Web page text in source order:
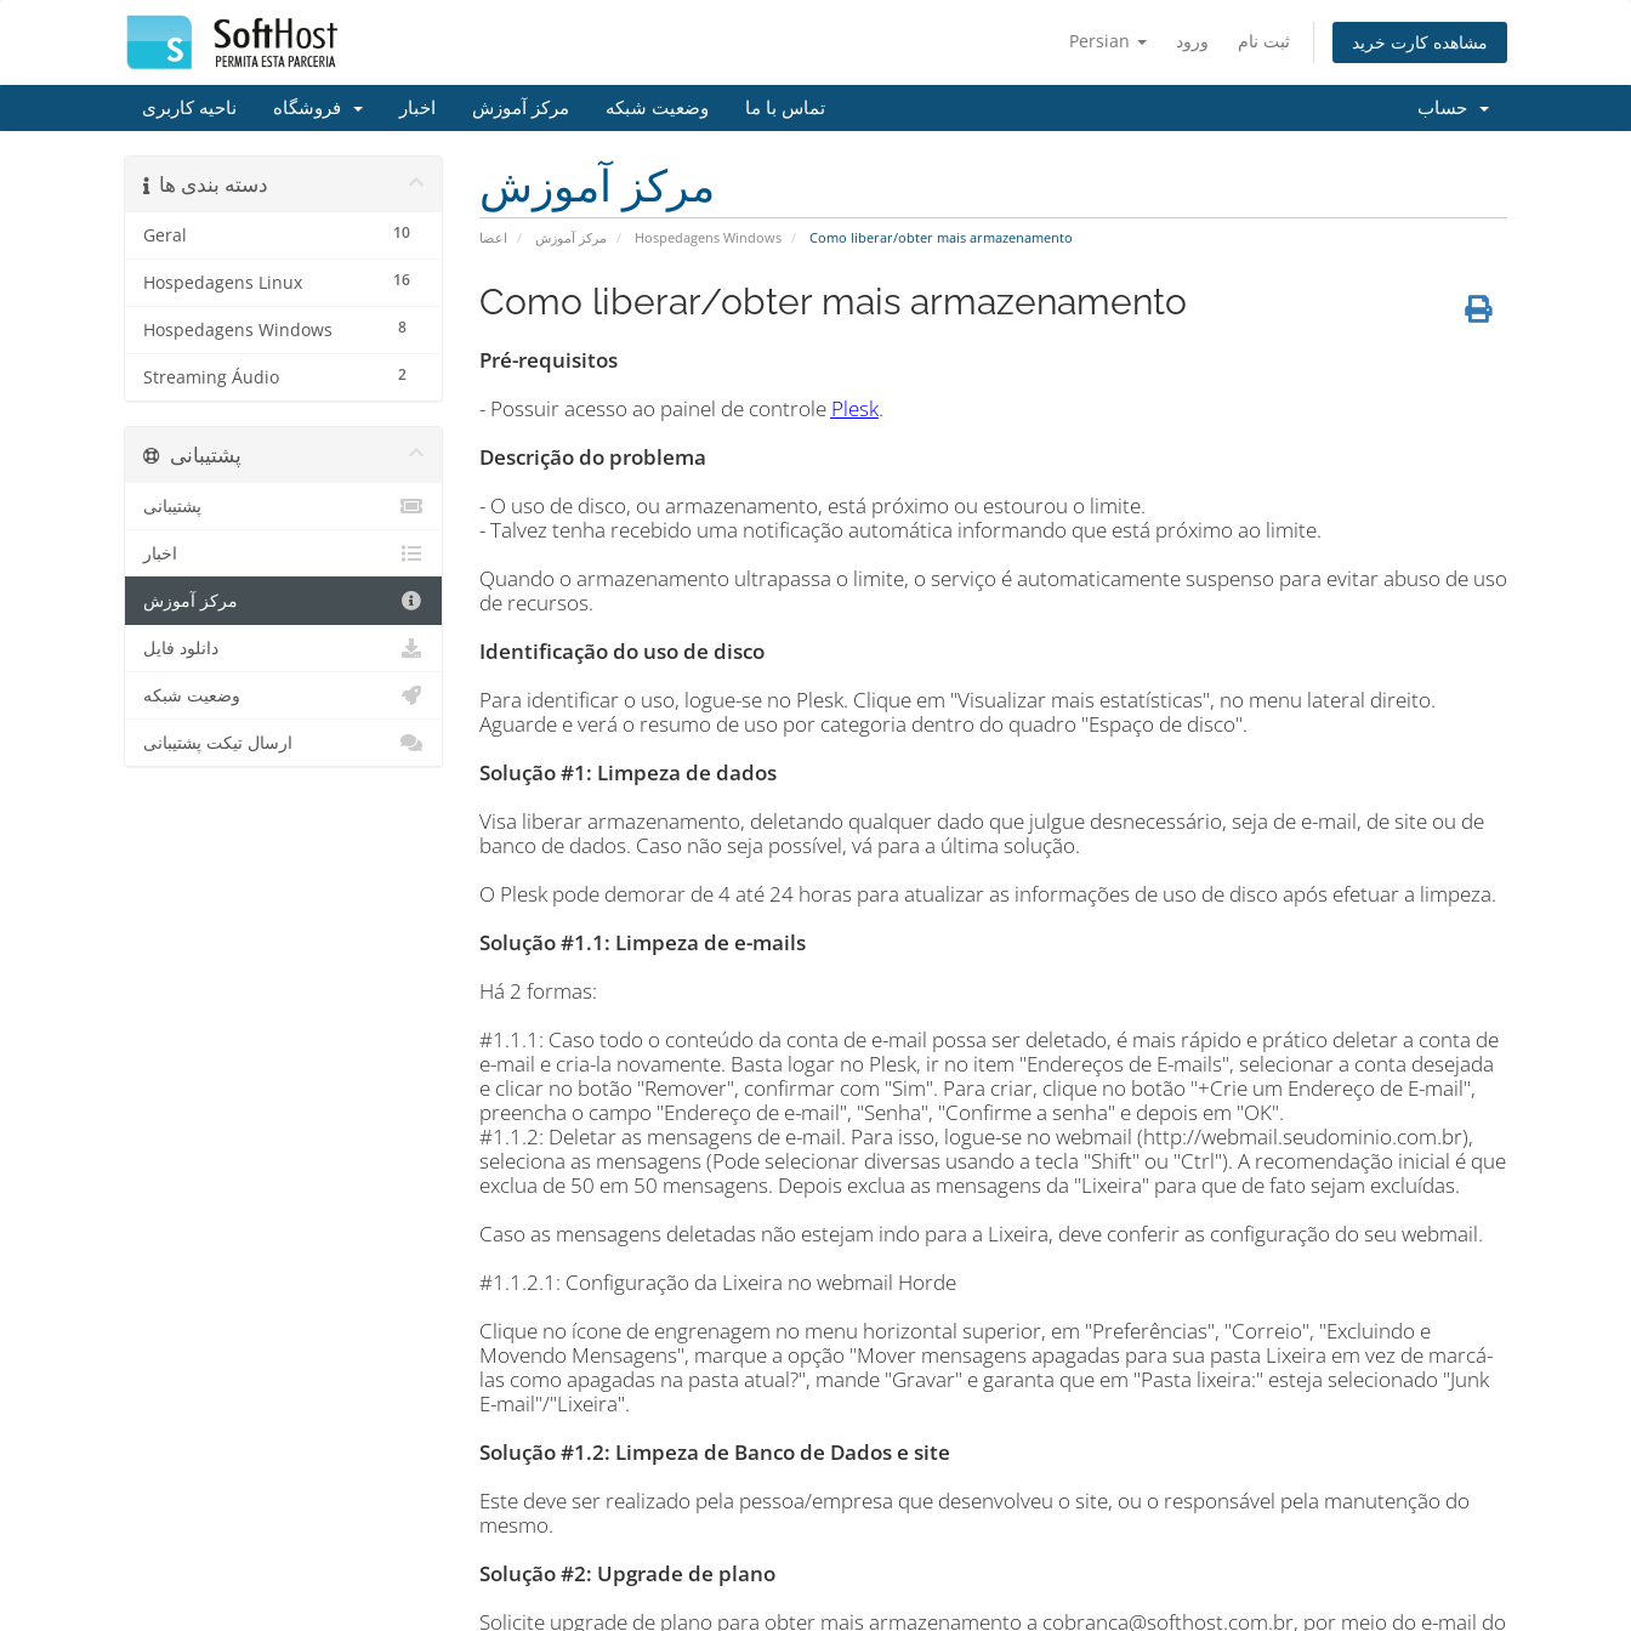
Persian ورود ثبت نام مشاهده کارت خرید
ناحیه کاربری اخبار مرکز آموزش وضعیت شبکه تماس با ما
مرکز آموزش
اعضا مرکز آموزش Hospedagens Windows Como liberar/obter mais armazenamento
دسته بندی ها
10
Geral
16
Hospedagens Linux
8
Hospedagens Windows
2
Streaming Áudio
Como liberar/obter mais armazenamento
Pré-requisitos
- Possuir acesso ao painel de controle Plesk.
Descrição do problema
- O uso de disco, ou armazenamento, está próximo ou estourou o limite.
- Talvez tenha recebido uma notificação automática informando que está próximo ao limite.
Quando o armazenamento ultrapassa o limite, o serviço é automaticamente suspenso para evitar abuso de uso
de recursos.
Identificação do uso de disco
Para identificar o uso, logue-se no Plesk. Clique em "Visualizar mais estatísticas", no menu lateral direito.
Aguarde e verá o resumo de uso por categoria dentro do quadro "Espaço de disco".
Solução #1: Limpeza de dados
Visa liberar armazenamento, deletando qualquer dado que julgue desnecessário, seja de e-mail, de site ou de
banco de dados. Caso não seja possível, vá para a última solução.
O Plesk pode demorar de 4 até 24 horas para atualizar as informações de uso de disco após efetuar a limpeza.
Solução #1.1: Limpeza de e-mails
Há 2 formas:
#1.1.1: Caso todo o conteúdo da conta de e-mail possa ser deletado, é mais rápido e prático deletar a conta de
e-mail e cria-la novamente. Basta logar no Plesk, ir no item "Endereços de E-mails", selecionar a conta desejada
e clicar no botão "Remover", confirmar com "Sim". Para criar, clique no botão "+Crie um Endereço de E-mail",
preencha o campo "Endereço de e-mail", "Senha", "Confirme a senha" e depois em "OK".
#1.1.2: Deletar as mensagens de e-mail. Para isso, logue-se no webmail (http://webmail.seudominio.com.br),
seleciona as mensagens (Pode selecionar diversas usando a tecla "Shift" ou "Ctrl"). A recomendação inicial é que
exclua de 50 em 50 mensagens. Depois exclua as mensagens da "Lixeira" para que de fato sejam excluídas.
Caso as mensagens deletadas não estejam indo para a Lixeira, deve conferir as configuração do seu webmail.
#1.1.2.1: Configuração da Lixeira no webmail Horde
Clique no ícone de engrenagem no menu horizontal superior, em "Preferências", "Correio", "Excluindo e
Movendo Mensagens", marque a opção "Mover mensagens apagadas para sua pasta Lixeira em vez de marcá-
las como apagadas na pasta atual?", mande "Gravar" e garanta que em "Pasta lixeira:" esteja selecionado "Junk
E-mail"/"Lixeira".
Solução #1.2: Limpeza de Banco de Dados e site
Este deve ser realizado pela pessoa/empresa que desenvolveu o site, ou o responsável pela manutenção do
mesmo.
Solução #2: Upgrade de plano
Solicite upgrade de plano para obter mais armazenamento a cobranca@softhost.com.br, por meio do e-mail do
پشتیبانی
پشتیبانی
اخبار
مرکز آموزش
دانلود فایل
وضعیت شبکه
ارسال تیکت پشتیبانی